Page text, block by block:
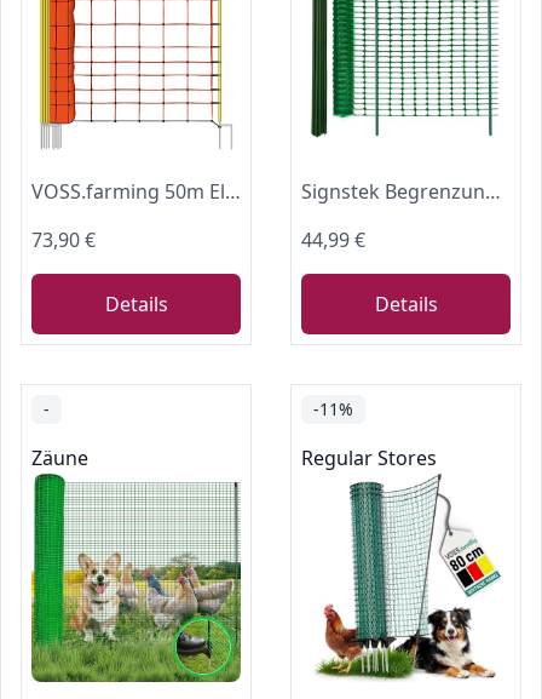
VOSS.farming 50m Elektrozaun-Netz, 108cm, 2 Spitzen, gelbe Pfähle Schafzaun Elektrozaun Weidezaun
73,90 €
Details
Signstek Begrenzungszaun, 100 cm hoch, 30m lang, 25×115cm hoch Pfähle, 100×Kabelbindern, mobiler Zaun Hundezaun Hühnerzaun Gartenzaun für Garten, Haus, Hof
44,99 €
Details
-
Zäune
-11%
Regular Stores